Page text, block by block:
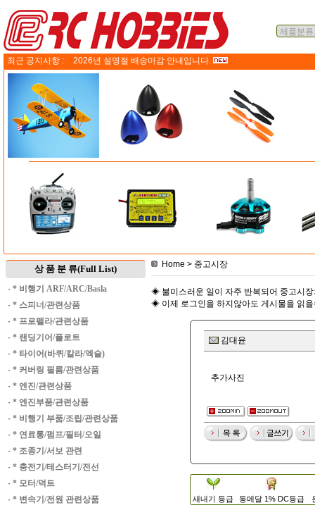
최근 공지사항 : 2026년 설명절 배송마감 안내입니다.
상 품 분 류(Full List)
· * 비행기 ARF/ARC/Basla
· * 스피너/관련상품
· * 프로펠라/관련상품
· * 랜딩기어/플로트
· * 타이어(바퀴/칼라/엑슬)
· * 커버링 필름/관련상품
· * 엔진/관련상품
· * 엔진부품/관련상품
· * 비행기 부품/조립/관련상품
· * 연료통/펌프/필터/오일
· * 조종기/서보 관련
· * 충전기/테스터기/전선
· * 모터/덕트
· * 변속기/전원 관련상품
Home > 중고시장
◈ 불미스러운 일이 자주 반복되어 중고시
◈ 이제 로그인을 하지않아도 게시물을 읽
김대윤
추가사진
새내기 등급 동메달 1% DC등급